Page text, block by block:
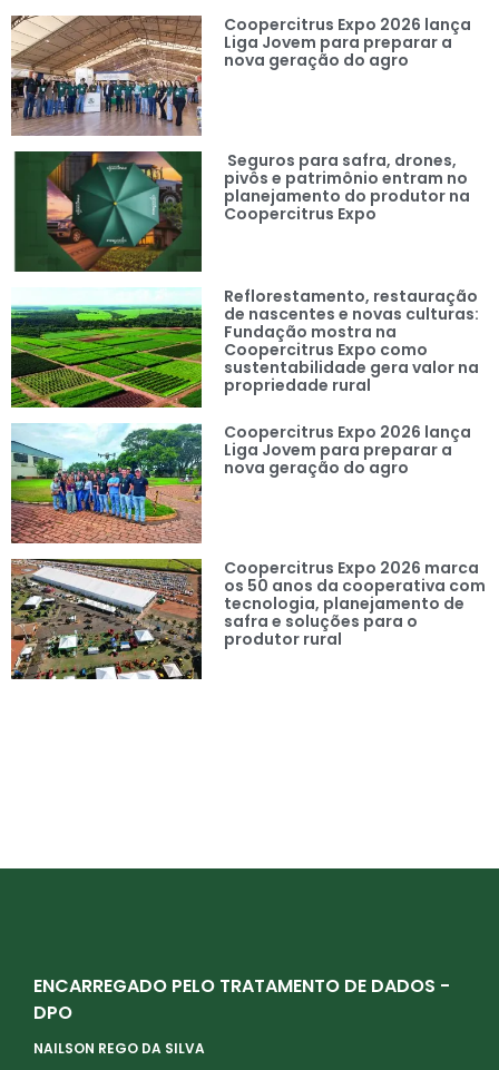
Coopercitrus Expo 2026 lança
Liga Jovem para preparar a
nova geração do agro
Seguros para safra, drones,
pivôs e patrimônio entram no
planejamento do produtor na
Coopercitrus Expo
Reflorestamento, restauração
de nascentes e novas culturas:
Fundação mostra na
Coopercitrus Expo como
sustentabilidade gera valor na
propriedade rural
Coopercitrus Expo 2026 lança
Liga Jovem para preparar a
nova geração do agro
Coopercitrus Expo 2026 marca
os 50 anos da cooperativa com
tecnologia, planejamento de
safra e soluções para o
produtor rural
ENCARREGADO PELO TRATAMENTO DE DADOS -
DPO
NAILSON REGO DA SILVA